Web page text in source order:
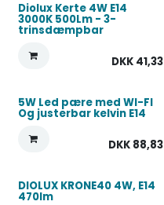
Diolux Kerte 4W E14
3000K 500Lm - 3-
trinsdæmpbar
DKK 41,33
5W Led pære med WI-FI
Og justerbar kelvin E14
DKK 88,83
DIOLUX KRONE40 4W, E14
470lm